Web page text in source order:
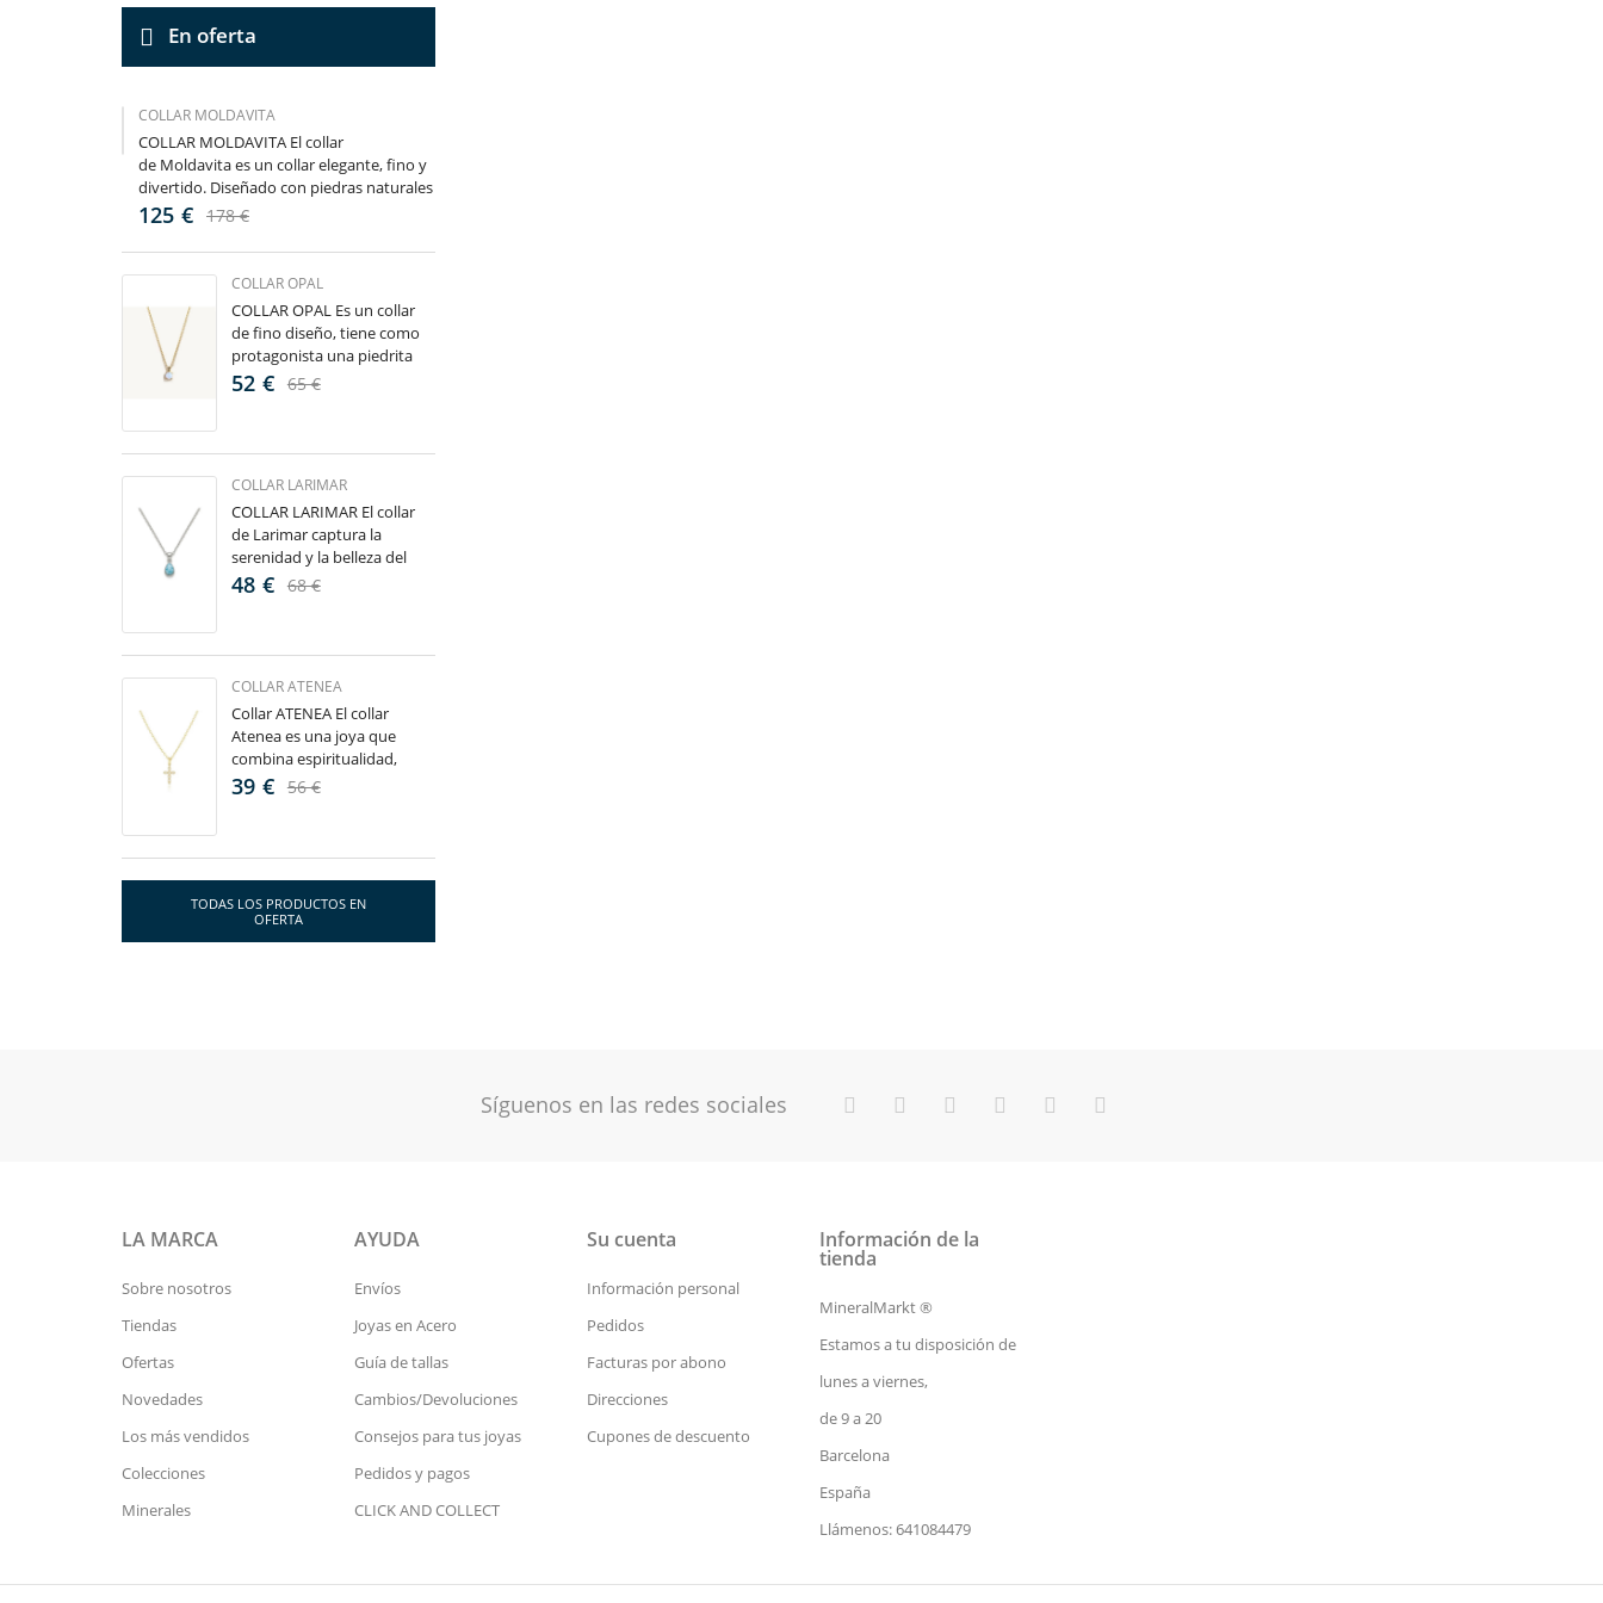
En oferta
COLLAR MOLDAVITA
COLLAR MOLDAVITA El collar
de Moldavita es un collar elegante, fino y
divertido. Diseñado con piedras naturales
100% de Moldavita, le dará un...
125 € 178 €
COLLAR OPAL
COLLAR OPAL Es un collar
de fino diseño, tiene como
protagonista una piedrita
de Ópalo blanco como pieza
52 € 65 €
COLLAR LARIMAR
COLLAR LARIMAR El collar
de Larimar captura la
serenidad y la belleza del
mar en una joya delicada y
48 € 68 €
COLLAR ATENEA
Collar ATENEA El collar
Atenea es una joya que
combina espiritualidad,
delicadeza y elegancia en un
39 € 56 €
TODAS LOS PRODUCTOS EN
OFERTA
Síguenos en las redes sociales
LA MARCA
Sobre nosotros
Tiendas
Ofertas
Novedades
Los más vendidos
Colecciones
Minerales
AYUDA
Envíos
Joyas en Acero
Guía de tallas
Cambios/Devoluciones
Consejos para tus joyas
Pedidos y pagos
CLICK AND COLLECT
Su cuenta
Información personal
Pedidos
Facturas por abono
Direcciones
Cupones de descuento
Información de la
tienda
MineralMarkt ®
Estamos a tu disposición de
lunes a viernes,
de 9 a 20
Barcelona
España
Llámenos: 641084479